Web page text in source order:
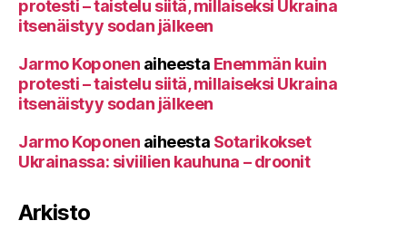
protesti – taistelu siitä, millaiseksi Ukraina
itsenäistyy sodan jälkeen
Jarmo Koponen aiheesta Enemmän kuin
protesti – taistelu siitä, millaiseksi Ukraina
itsenäistyy sodan jälkeen
Jarmo Koponen aiheesta Sotarikokset
Ukrainassa: siviilien kauhuna – droonit
Arkisto